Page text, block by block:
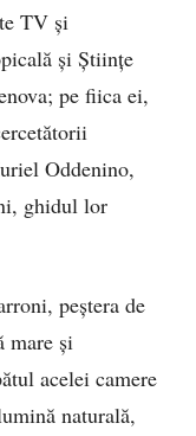
TV și
și Științe
pe fiica ei,
Oddenino,
ghidul lor
peștera de
mare și
acelei camere
naturală,